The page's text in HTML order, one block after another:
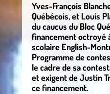
Yves-François
Québécois, et Louis
du caucus du Bloc
financement octroyé
scolaire English-
Programme de
le cadre de sa
et exigent de Justin
ce financement.